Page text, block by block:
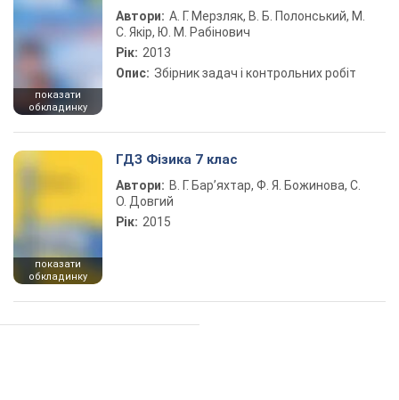
показати
обкладинку
Автори: А. Г. Мерзляк, В. Б. Полонський, М.
С. Якір, Ю. М. Рабінович
Рік: 2013
Опис: Збірник задач і контрольних робіт
показати
обкладинку
ГДЗ Фізика 7 клас
Автори: В. Г. Бар’яхтар, Ф. Я. Божинова, С.
О. Довгий
Рік: 2015